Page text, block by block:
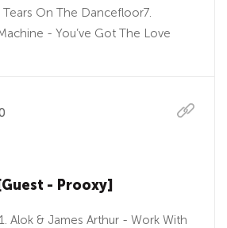
On The Dancefloor7.
- You’ve Got The Love
- Prooxy]
Alok & James Arthur - Work With